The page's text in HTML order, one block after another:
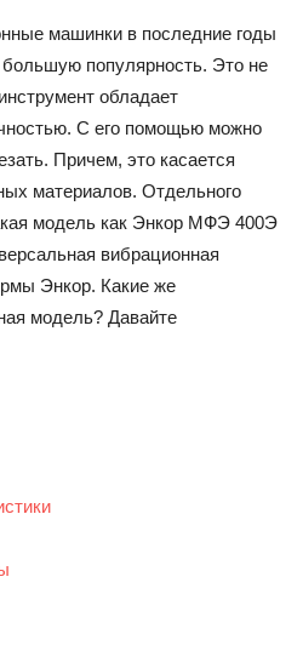
машинки в последние годы
популярность. Это не
обладает
С его помощью можно
Причем, это касается
материалов. Отдельного
модель как Энкор МФЭ 400Э
вибрационная
Энкор. Какие же
модель? Давайте